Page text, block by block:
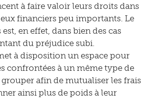
à faire valoir leurs droits dans
financiers peu importants. Le
en effet, dans bien des cas
du préjudice subi.
à disposition un espace pour
confrontées à un même type de
afin de mutualiser les frais
ainsi plus de poids à leur